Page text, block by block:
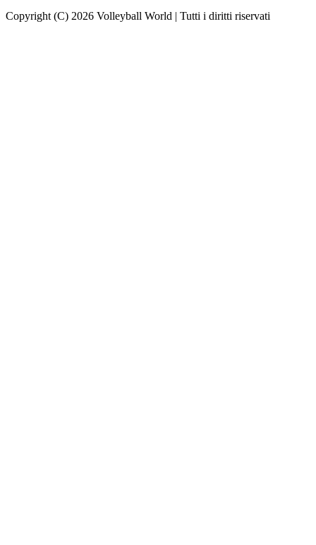
Copyright (C) 2026 Volleyball World | Tutti i diritti riservati